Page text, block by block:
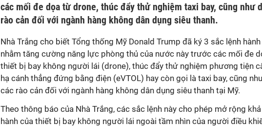
các mối đe dọa từ drone, thúc đẩy thử nghiệm taxi bay, cũng như
rào cản đối với ngành hàng không dân dụng siêu thanh.
Nhà Trắng cho biết Tổng thống Mỹ Donald Trump đã ký 3 sắc lệnh
nhằm tăng cường năng lực phòng thủ của nước này trước các mối đe
thiết bị bay không người lái (drone), thúc đẩy thử nghiệm phương tiện
hạ cánh thẳng đứng bằng điện (eVTOL) hay còn gọi là taxi bay, cũng
các rào cản đối với ngành hàng không dân dụng siêu thanh tại Mỹ.
Theo thông báo của Nhà Trắng, các sắc lệnh này cho phép mở rộng
hành của thiết bị bay không người lái ngoài tầm nhìn của người điều